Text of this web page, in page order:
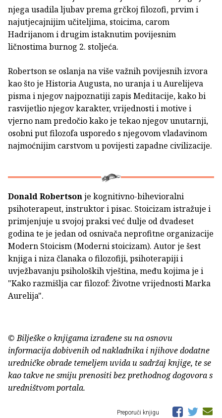
njega usadila ljubav prema grčkoj filozofi, prvim i
najutjecajnijim učiteljima, stoicima, carom
Hadrijanom i drugim istaknutim povijesnim
ličnostima burnog 2. stoljeća.
Robertson se oslanja na više važnih povijesnih izvora
kao što je Historia Augusta, no uranja i u Aurelijeva
pisma i njegov najpoznatiji zapis Meditacije, kako bi
rasvijetlio njegov karakter, vrijednosti i motive i
vjerno nam predočio kako je tekao njegov unutarnji,
osobni put filozofa usporedo s njegovom vladavinom
najmoćnijim carstvom u povijesti zapadne civilizacije.
Donald Robertsonje kognitivno-bihevioralni
psihoterapeut, instruktor i pisac. Stoicizam istražuje i
primjenjuje u svojoj praksi već dulje od dvadeset
godina te je jedan od osnivača neprofitne organizacije
Modern Stoicism (Moderni stoicizam). Autor je šest
knjiga i niza članaka o filozofiji, psihoterapiji i
uvježbavanju psiholoških vještina, među kojima je i
"Kako razmišlja car filozof: Životne vrijednosti Marka
Aurelija".
© Bilješke o knjigama izrađene su na osnovu
informacija dobivenih od nakladnika i njihove dodatne
uredničke obrade temeljem uvida u sadržaj knjige, te se
kao takve ne smiju prenositi bez prethodnog dogovora s
uredništvom portala.
Preporuči knjigu